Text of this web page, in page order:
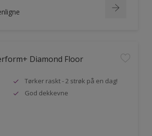
Diamond Floor
Tørker raskt - 2 strøk på en dag!
God dekkevne